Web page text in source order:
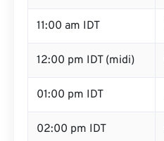
11:00 am IDT
12:00 pm IDT (midi)
01:00 pm IDT
02:00 pm IDT